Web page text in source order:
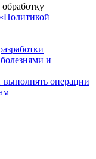
«Политикой
и
операции